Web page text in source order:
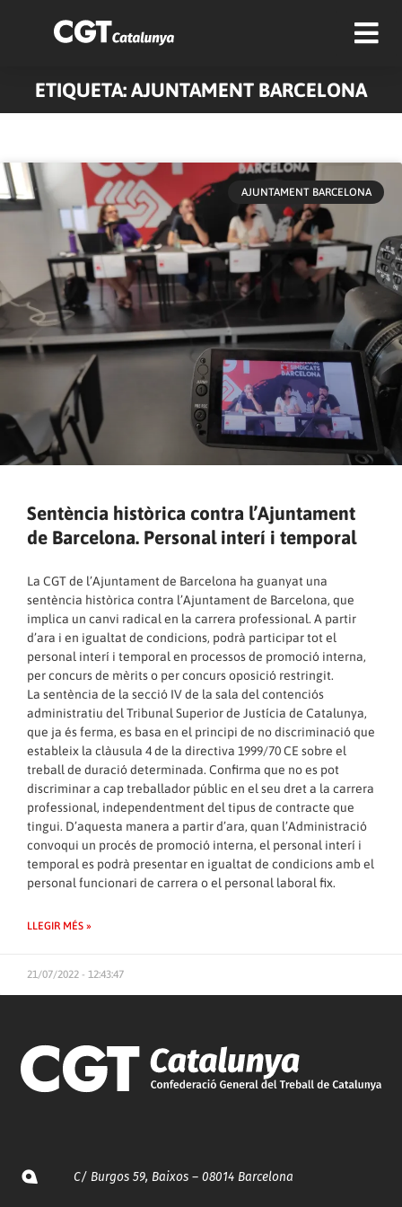
ETIQUETA: AJUNTAMENT BARCELONA
AJUNTAMENT BARCELONA
Sentència històrica contra l’Ajuntament
de Barcelona. Personal interí i temporal
La CGT de l’Ajuntament de Barcelona ha guanyat una
sentència històrica contra l’Ajuntament de Barcelona, que
implica un canvi radical en la carrera professional. A partir
d’ara i en igualtat de condicions, podrà participar tot el
personal interí i temporal en processos de promoció interna,
per concurs de mèrits o per concurs oposició restringit.
La sentència de la secció IV de la sala del contenciós
administratiu del Tribunal Superior de Justícia de Catalunya,
que ja és ferma, es basa en el principi de no discriminació que
estableix la clàusula 4 de la directiva 1999/70 CE sobre el
treball de duració determinada. Confirma que no es pot
discriminar a cap treballador públic en el seu dret a la carrera
professional, independentment del tipus de contracte que
tingui. D’aquesta manera a partir d’ara, quan l’Administració
convoqui un procés de promoció interna, el personal interí i
temporal es podrà presentar en igualtat de condicions amb el
personal funcionari de carrera o el personal laboral fix.
LLEGIR MÉS »
21/07/2022 - 12:43:47
C/ Burgos 59, Baixos – 08014 Barcelona